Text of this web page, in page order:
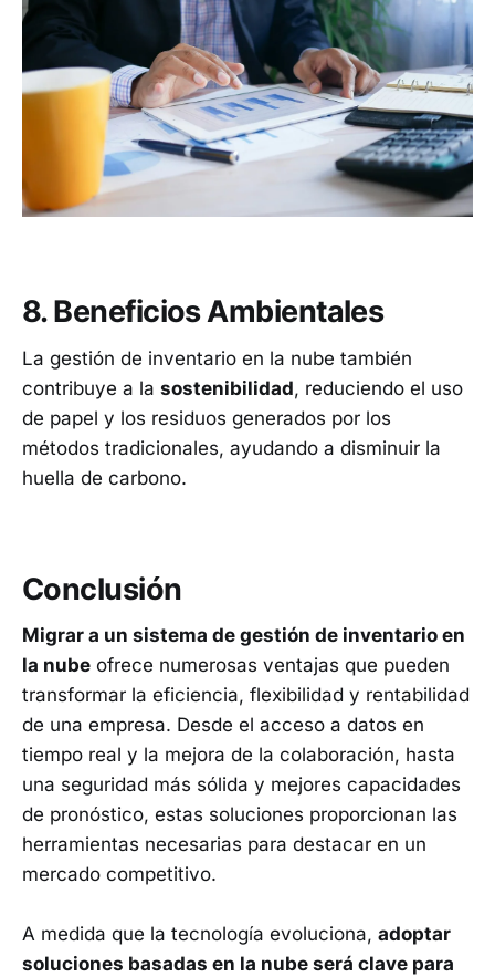
8. Beneficios Ambientales
La gestión de inventario en la nube también
contribuye a la sostenibilidad, reduciendo el uso
de papel y los residuos generados por los
métodos tradicionales, ayudando a disminuir la
huella de carbono.
Conclusión
Migrar a un sistema de gestión de inventario en
la nube ofrece numerosas ventajas que pueden
transformar la eficiencia, flexibilidad y rentabilidad
de una empresa. Desde el acceso a datos en
tiempo real y la mejora de la colaboración, hasta
una seguridad más sólida y mejores capacidades
de pronóstico, estas soluciones proporcionan las
herramientas necesarias para destacar en un
mercado competitivo.
A medida que la tecnología evoluciona, adoptar
soluciones basadas en la nube será clave para